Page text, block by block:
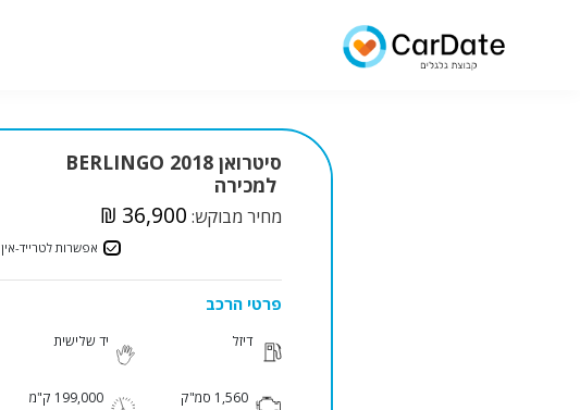
סיטרואן BERLINGO 2018
למכירה
מחיר מבוקש: ₪ 36,900
אפשרות לטרייד-אין
פרטי הרכב
דיזל יד שלישית
1,560 סמ"ק 199,000 ק"מ